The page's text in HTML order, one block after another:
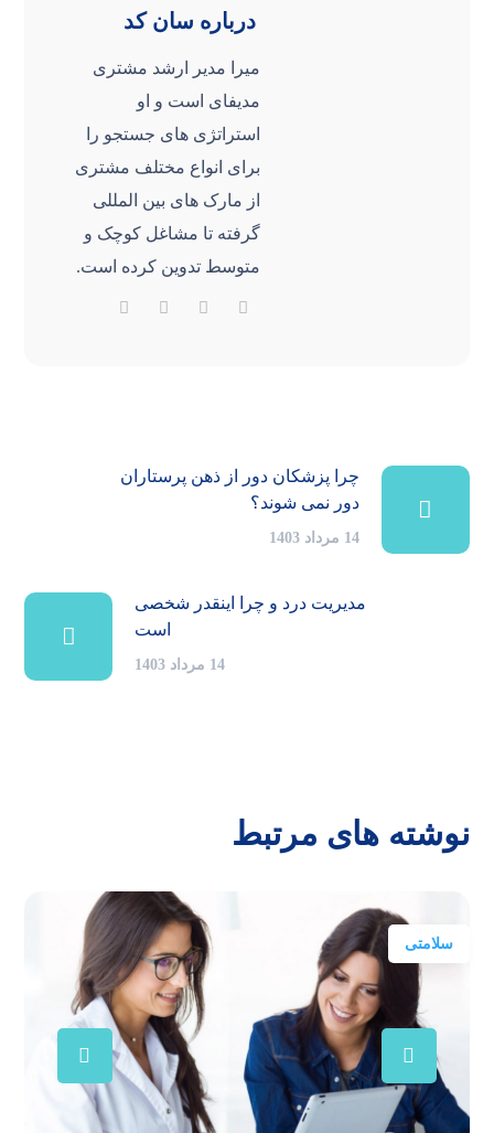
درباره سان کد
میرا مدیر ارشد مشتری
مدیفای است و او
استراتژی های جستجو را
برای انواع مختلف مشتری
از مارک های بین المللی
گرفته تا مشاغل کوچک و
متوسط ​​تدوین کرده است.
چرا پزشکان دور از ذهن پرستاران
دور نمی شوند؟
14 مرداد 1403
مدیریت درد و چرا اینقدر شخصی
است
14 مرداد 1403
نوشته های مرتبط
سلامتی